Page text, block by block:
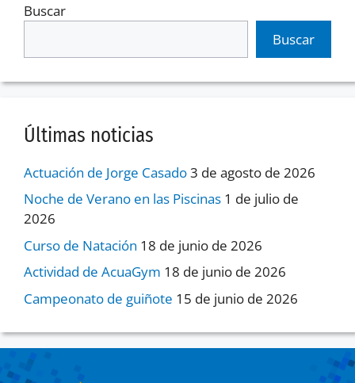
Buscar
Buscar
Últimas noticias
Actuación de Jorge Casado3 de agosto de 2026
Noche de Verano en las Piscinas 1 de julio de
2026
Curso de Natación 18 de junio de 2026
Actividad de AcuaGym 18 de junio de 2026
Campeonato de guiñote 15 de junio de 2026